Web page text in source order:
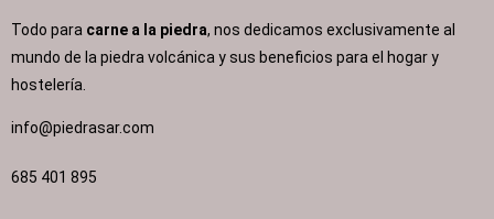
Todo para carne a la piedra, nos dedicamos exclusivamente al
mundo de la piedra volcánica y sus beneficios para el hogar y
hostelería.
info@piedrasar.com​
685 401 895